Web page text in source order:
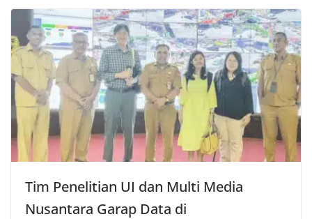
Tim Penelitian UI dan Multi Media
Nusantara Garap Data di